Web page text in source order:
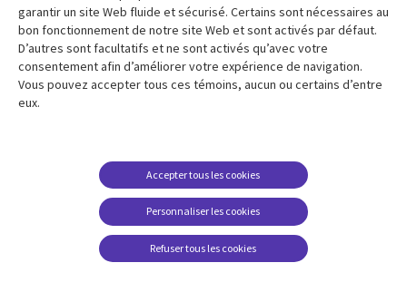
Ressources
Articles
Études de cas
Baladodiffusions
Support
Restrictions et
conditions juridiques
Carrières FAQ
Centre de gestion des
Media
Global
FR
garantir un site Web fluide et sécurisé. Certains sont nécessaires au
bon fonctionnement de notre site Web et sont activés par défaut.
D’autres sont facultatifs et ne sont activés qu’avec votre
consentement afin d’améliorer votre expérience de navigation.
Vous pouvez accepter tous ces témoins, aucun ou certains d’entre
eux.
Personnaliser les cookies
Accepter tous les cookies
Refuser tous les cookies